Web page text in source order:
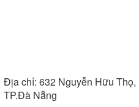
Địa chỉ: 632 Nguyễn Hữu Thọ,
TP.Đà Nẵng